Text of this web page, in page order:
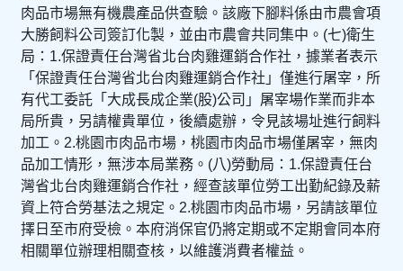
肉品市場無有機農產品供查驗。該廠下腳料係由市農會項
大勝飼料公司簽訂化製，並由市農會共同集中。(七)衛生
局：1.保證責任台灣省北台肉雞運銷合作社，據業者表示
「保證責任台灣省北台肉雞運銷合作社」僅進行屠宰，所
有代工委託「大成長成企業(股)公司」屠宰場作業而非本
局所貴，另請權貴單位，後續處辦，令見該場址進行飼料
加工。2.桃園市肉品市場，桃園市肉品市場僅屠宰，無肉
品加工情形，無涉本局業務。(八)勞動局：1.保證責任台
灣省北台肉雞運銷合作社，經查該單位勞工出勤紀錄及薪
資上符合勞基法之規定。2.桃園市肉品市場，另請該單位
擇日至市府受檢。本府消保官仍將定期或不定期會同本府
相關單位辦理相關查核，以維護消費者權益。